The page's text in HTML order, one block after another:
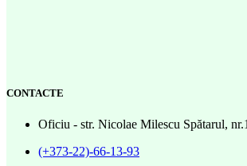
CONTACTE
Oficiu - str. Nicolae Milescu Spătarul,
(+373-22)-66-13-93